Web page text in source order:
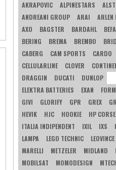
AKRAPOVIC
ALPINESTARS
ANDREANI GROUP
ARAI ARLEN
AXO
BAGSTER BARDAHL
BERING
BREMA BREMBO
CABERG
CAM SPORTS CARDO
CELLULARLINE
CLOVER
DRAGGIN
DUCATI
DUNLOP
ELEKTRA BATTERIES
EXAN
GIVI
GLORIFY GPR GREX
HEVIK
HJC HOOKIE
HP CORSE
ITALIA INDIPENDENT
IXIL IXS
LAMPA
LEGO TECHNIC LEOVINCE
MARELLI
METZELER MIDLAND
MOBILSAT
MOMODESIGN